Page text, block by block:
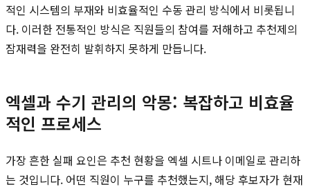
적인 시스템의 부재와 비효율적인 수동 관리 방식에서 비롯됩니
다. 이러한 전통적인 방식은 직원들의 참여를 저해하고 추천제의
잠재력을 완전히 발휘하지 못하게 만듭니다.
엑셀과 수기 관리의 악몽: 복잡하고 비효율
적인 프로세스
가장 흔한 실패 요인은 추천 현황을 엑셀 시트나 이메일로 관리하
는 것입니다. 어떤 직원이 누구를 추천했는지, 해당 후보자가 현재